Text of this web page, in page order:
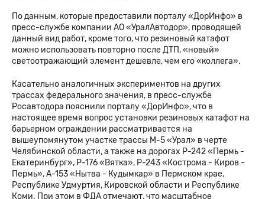
По данным, которые предоставили порталу «ДорИнфо» в
пресс-службе компании АО «УралАвтодор», проводящей
данный вид работ, кроме того, что резиновый катафот
можно использовать повторно после ДТП, «новый»
светоотражающий элемент дешевле, чем его «коллега».
Касательно аналогичных экспериментов на других
трассах федерального значения, в пресс-службе
Росавтодора пояснили порталу «ДорИнфо», что в
настоящее время вопрос установки резиновых катафот на
барьерном ограждении рассматривается на
вышеупомянутом участке трассы М-5 «Урал» в черте
Челябинской области, а также на дорогах Р-242 «Пермь -
Екатеринбург», Р-176 «Вятка», Р-243 «Кострома - Киров -
Пермь», А-153 «Нытва - Кудымкар» в Пермском крае,
Республике Удмуртия, Кировской области и Республике
Коми. При этом в ФДА отмечают, что масштабное